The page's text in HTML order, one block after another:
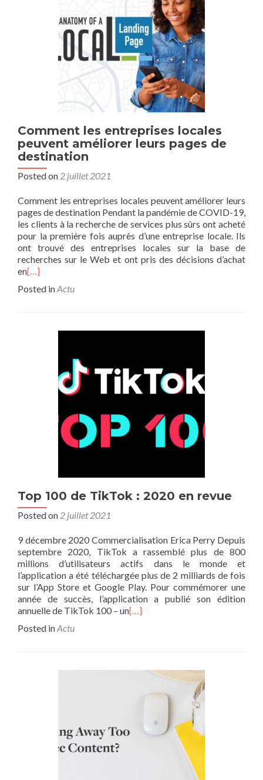
Comment les entreprises locales
peuvent améliorer leurs pages de
destination
Posted on 2 juillet 2021
Comment les entreprises locales peuvent améliorer leurs
pages de destination Pendant la pandémie de COVID-19,
les clients à la recherche de services plus sûrs ont acheté
pour la première fois auprès d’une entreprise locale. Ils
ont trouvé des entreprises locales sur la base de
recherches sur le Web et ont pris des décisions d’achat
en[…]
Posted inActu
Top 100 de TikTok : 2020 en revue
Posted on 2 juillet 2021
9 décembre 2020 Commercialisation Erica Perry Depuis
septembre 2020, TikTok a rassemblé plus de 800
millions d’utilisateurs actifs dans le monde et
l’application a été téléchargée plus de 2 milliards de fois
sur l’App Store et Google Play. Pour commémorer une
année de succès, l’application a publié son édition
annuelle de TikTok 100 – un[…]
Posted inActu